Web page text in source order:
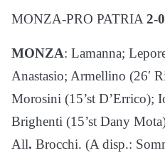
MONZA-PRO PATRIA 2-0
MONZA: Lamanna;
Anastasio; Armellino (26′
Morosini (15’st D’Errico);
Brighenti (15’st Dany
All. Brocchi. (A disp.: